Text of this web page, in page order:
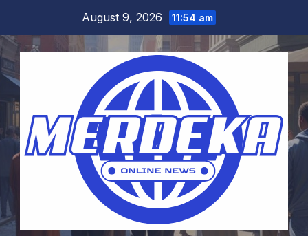
content
August 9, 2026 11:54 am